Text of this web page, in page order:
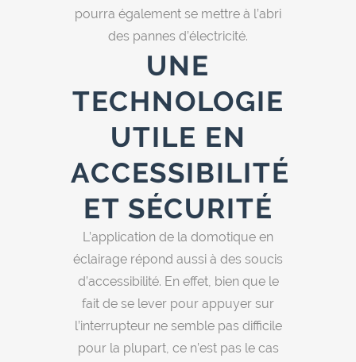
pourra également se mettre à l’abri
des pannes d’électricité.
UNE
TECHNOLOGIE
UTILE EN
ACCESSIBILITÉ
ET SÉCURITÉ
L’application de la domotique en
éclairage répond aussi à des soucis
d’accessibilité. En effet, bien que le
fait de se lever pour appuyer sur
l’interrupteur ne semble pas difficile
pour la plupart, ce n’est pas le cas